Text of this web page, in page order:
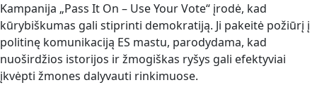
Kampanija „Pass It On – Use Your Vote“ įrodė, kad
kūrybiškumas gali stiprinti demokratiją. Ji pakeitė požiūrį į
politinę komunikaciją ES mastu, parodydama, kad
nuoširdžios istorijos ir žmogiškas ryšys gali efektyviai
įkvėpti žmones dalyvauti rinkimuose.